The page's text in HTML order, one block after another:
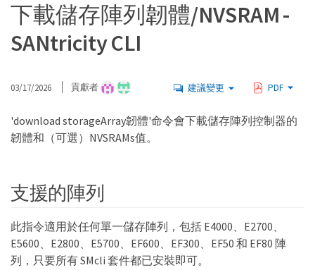
下載儲存陣列韌體/NVSRAM -
SANtricity CLI
03/17/2026 貢獻者 建議變更 PDF
'download storageArray韌體'命令會下載儲存陣列控制器的
韌體和（可選）NVSRAMs值。
支援的陣列
此指令適用於任何單一儲存陣列，包括 E4000、E2700、
E5600、E2800、E5700、EF600、EF300、EF50 和 EF80 陣
列，只要所有 SMcli 套件都已安裝即可。